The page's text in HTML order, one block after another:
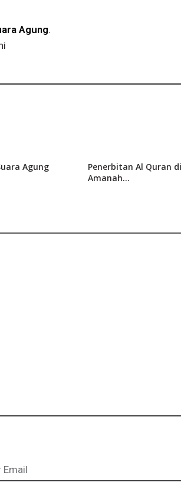
Agung.
Agung
Penerbitan Al Quran
Amanah...